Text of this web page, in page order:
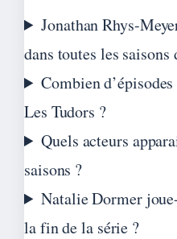
Jonathan Rhys-
dans toutes les saisons
Combien
Les Tudors ?
Quels acteurs
saisons ?
Natalie Dormer
la fin de la série ?